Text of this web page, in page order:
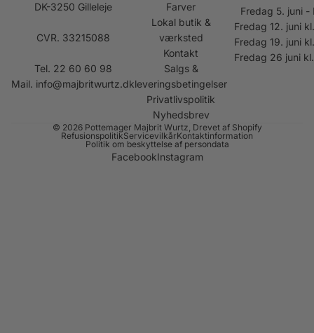
DK-3250 Gilleleje
CVR. 33215088
Tel. 22 60 60 98
Mail. info@majbritwurtz.dk
Farver
Lokal butik &
værksted
Kontakt
Salgs &
leveringsbetingelser
Privatlivspolitik
Nyhedsbrev
Fredag 5. juni -
Fredag 12. juni
Fredag 19. juni
Fredag 26 juni
© 2026 Pottemager Majbrit Wurtz, Drevet af Shopify
RefusionspolitikServicevilkårKontaktinformation
Politik om beskyttelse af persondata
FacebookInstagram